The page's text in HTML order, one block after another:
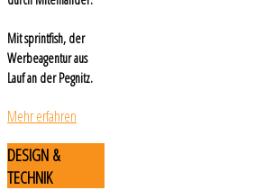
Mit sprintfish, der
Werbeagentur aus
Lauf an der Pegnitz.
Mehr erfahren
DESIGN &
TECHNIK